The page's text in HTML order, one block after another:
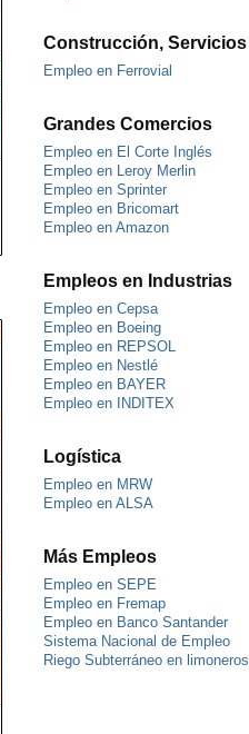
Construcción, Servicios
Empleo en Ferrovial
Grandes Comercios
Empleo en El Corte Inglés
Empleo en Leroy Merlin
Empleo en Sprinter
Empleo en Bricomart
Empleo en Amazon
Empleos en Industrias
Empleo en Cepsa
Empleo en Boeing
Empleo en REPSOL
Empleo en Nestlé
Empleo en BAYER
Empleo en INDITEX
Logística
Empleo en MRW
Empleo en ALSA
Más Empleos
Empleo en SEPE
Empleo en Fremap
Empleo en Banco Santander
Sistema Nacional de Empleo
Riego Subterráneo en limoneros